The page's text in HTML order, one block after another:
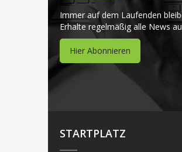
Immer auf dem Laufenden
Erhalte regelmäßig alle News
Hier Abonnieren
STARTPLATZ